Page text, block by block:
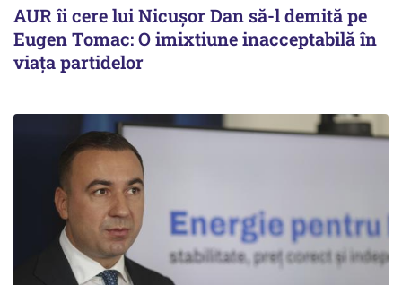
AUR îi cere lui Nicușor Dan să-l demită pe
Eugen Tomac: O imixtiune inacceptabilă în
viața partidelor